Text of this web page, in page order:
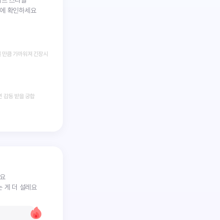
확인하세요
큼 가까워져 긴장시
감동 받을 궁합
게 더 설레요